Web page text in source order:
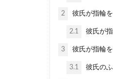
2 彼氏が指輪
2.1 彼氏が
3 彼氏が指輪
3.1 彼氏の